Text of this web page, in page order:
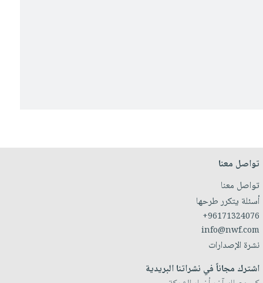
تواصل معنا
تواصل معنا
أسئلة يتكرر طرحها
+96171324076
info@nwf.com
نشرة الإصدارات
اشترك مجاناً في نشراتنا البريدية